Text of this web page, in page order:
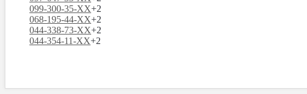
099-300-35-XX+2
068-195-44-XX+2
044-338-73-XX+2
044-354-11-XX+2